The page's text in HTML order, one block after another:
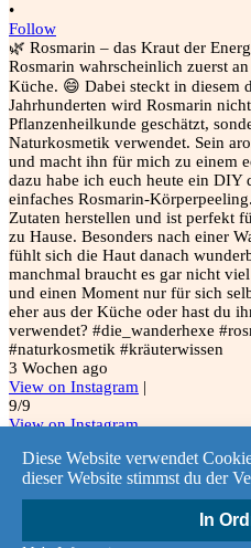
•
Follow
🌿 Rosmarin – das Kraut der
Rosmarin wahrscheinlich zuerst
Küche. 😄 Dabei steckt in diesem
Jahrhunderten wird Rosmarin
Pflanzenheilkunde geschätzt,
Naturkosmetik verwendet. Sein
und macht ihn für mich zu einem
dazu habe ich euch heute ein DIY
einfaches Rosmarin-
Zutaten herstellen und ist perfekt
zu Hause. Besonders nach einer
fühlt sich die Haut danach
manchmal braucht es gar nicht
und einen Moment nur für sich
eher aus der Küche oder hast du
verwendet? #die_wanderhexe
#naturkosmetik #kräuterwissen
3 Wochen ago
View on Instagram |
9/9
View on Instagram
Kontakt
Diese Website verwendet
dieser Website stimmst du der
In